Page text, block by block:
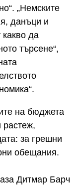
„Немските
данъци и
да
търсене“,
на бюджета
растеж,
за грешни
обещания.
Дитмар Барч